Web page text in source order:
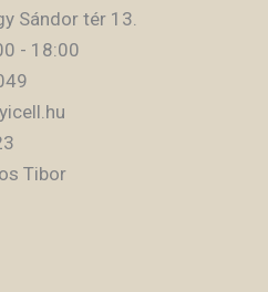
Sándor tér 13.
- 18:00
Tibor